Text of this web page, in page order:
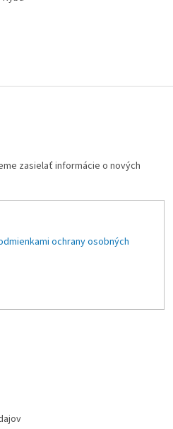
zasielať informácie o nových
ochrany osobných